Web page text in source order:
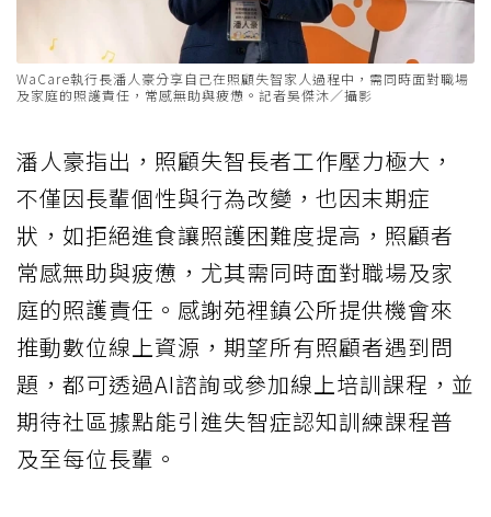
WaCare執行長潘人豪分享自己在照顧失智家人過程中，需同時面對職場
及家庭的照護責任，常感無助與疲憊。記者吳傑沐／攝影
潘人豪指出，照顧失智長者工作壓力極大，
不僅因長輩個性與行為改變，也因末期症
狀，如拒絕進食讓照護困難度提高，照顧者
常感無助與疲憊，尤其需同時面對職場及家
庭的照護責任。感謝苑裡鎮公所提供機會來
推動數位線上資源，期望所有照顧者遇到問
題，都可透過AI諮詢或參加線上培訓課程，並
期待社區據點能引進失智症認知訓練課程普
及至每位長輩。